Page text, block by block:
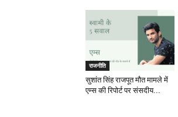
राजनीति
सुशांत सिंह राजपूत मौत मामले में
एम्स की रिपोर्ट पर संसदीय...